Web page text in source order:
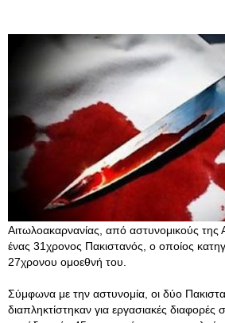
Αιτωλοακαρνανίας, από αστυνομικούς της
ένας 31χρονος Πακιστανός, ο οποίος
27χρονου ομοεθνή του.
Σύμφωνα με την αστυνομία, οι δύο
διαπληκτίστηκαν για εργασιακές διαφορές